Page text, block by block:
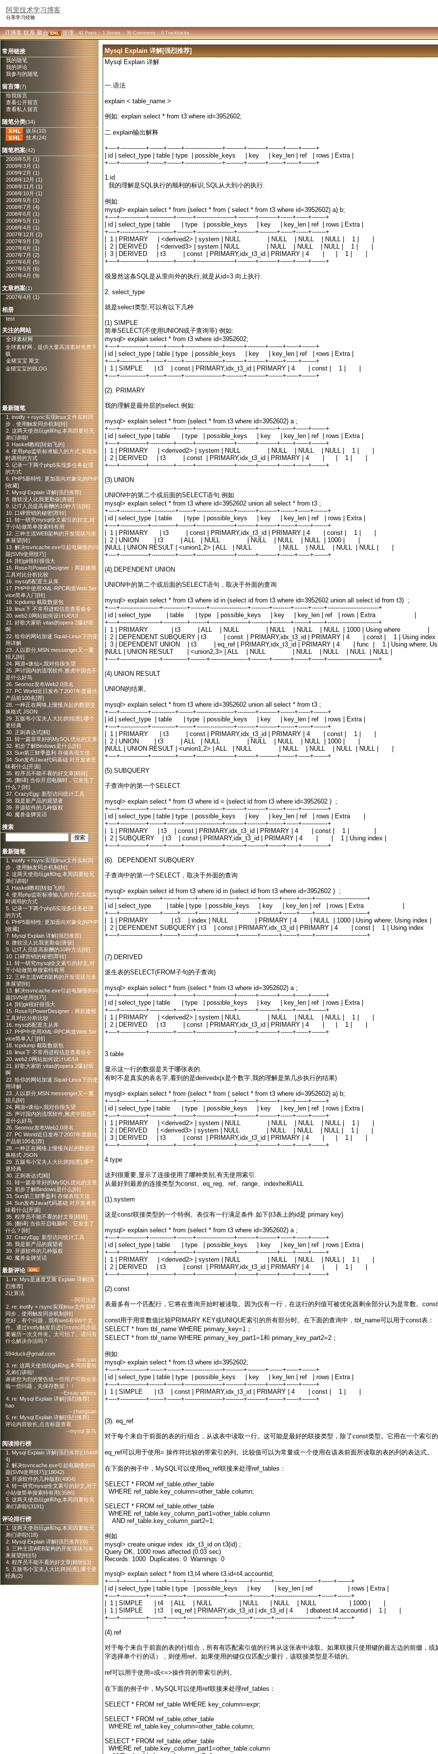
阿里技术学习博客
分享学习经验
IT博客 联系 聚合 管理 42 Posts :: 1 Stories :: 36 Comments :: 0 Trackbacks
常用链接
我的随笔
我的评论
我参与的随笔
留言簿(7)
给我留言
查看公开留言
查看私人留言
随笔分类(34)
娱乐(10)
技术(24)
随笔档案(42)
2009年5月 (1)
2009年3月 (1)
2009年2月 (1)
2008年12月 (1)
2008年11月 (1)
2008年10月 (1)
2008年9月 (1)
2008年7月 (4)
2008年6月 (1)
2008年5月 (1)
2008年4月 (1)
2007年12月 (2)
2007年9月 (3)
2007年8月 (1)
2007年7月 (2)
2007年6月 (5)
2007年5月 (6)
2007年4月 (9)
文章档案(1)
2007年4月 (1)
相册
test
关注的网站
全球素材网
全球素材网，提供大量高清素材免费下
载
金猪宝宝 斯文
金猪宝宝的BLOG
最新随笔
1. inotify + rsync实现linux文件实时同
步，使用触发同步机制[转]
2. 这两天使劲玩git和hg,本周四要给兄
弟们讲啦!
3. Haskell教程[转如飞的]
4. 使用php监听标准输入的方式,实现实
时调用的方式
5. 记录一下两个php5实现多任务处理
的方式
6. PHP5新特性: 更加面向对象化的PHP
[收藏]
7. Mysql Explain 详解[强烈推荐]
8. 微软没人比我更勤奋[唐骏]
9. 让IT人员提高薪酬的10种方法[转]
10. 口碑营销的秘密[荐转]
11. 转一研究mysql全文索引的好文,对
于小站做简单搜索特有用
12. 三种主流WEB架构的开发现状与未
来展望[转]
13. 解决tsvncache.exe引起电脑慢的问
题[SVN使用技巧]
14. [转]git很好很强大
15. Rose与PowerDesigner：两款建模
工具对比分析比较
16. mysql5配置主从库
17. PHP中使用XML-RPC构造Web Ser
vice简单入门[转]
18. tcpdump 截取数据包
19. linux下 不常用进程信息查看命令
20. web2.0网站如何设计UE/UI
21. 好歌大家听 vitas的opera 2爆好听
啊
22. 给你的网站加速 Squid-Linux下的使
用详解
23. 人以群分,MSN messenger又一重
招儿[转]
24. 网游<诛仙>,我对你很失望
25. 声讨国内的流氓软件,雅虎中国也不
是什么好鸟
26. Seomoz发布Web2.0排名
27. PC World近日发布了2007年度最佳
产品前100名[荐]
28. 一种正在网络上慢慢兴起的数据交
换格式 JSON
29. 五版韦小宝夫人大比拼[组图],哪个
更经典
30. 正则表达式[精]
31. 转一篇非常好的MySQL优化的文章
32. 初步了解Bindows是什么[转]
33. Sun第三财季盈利 存储表现欠佳
34. Sun发布Java代码基础 对开发者意
味着什么[开源]
35. 程序员不能不看的好文章[精转]
36. [翻译] 当你开启电脑时，它发生了
什么？[转]
37. CrazyEgg: 新型访问统计工具
38. 我是新产品的观望者
39. 开源软件的几种版权
40. 魔兽金牌笑话
搜索
最新随笔
1. inotify + rsync实现linux文件实时同
步，使用触发同步机制[转]
2. 这两天使劲玩git和hg,本周四要给兄
弟们讲啦!
3. Haskell教程[转如飞的]
4. 使用php监听标准输入的方式,实现实
时调用的方式
5. 记录一下两个php5实现多任务处理
的方式
6. PHP5新特性: 更加面向对象化的PHP
[收藏]
7. Mysql Explain 详解[强烈推荐]
8. 微软没人比我更勤奋[唐骏]
9. 让IT人员提高薪酬的10种方法[转]
10. 口碑营销的秘密[荐转]
11. 转一研究mysql全文索引的好文,对
于小站做简单搜索特有用
12. 三种主流WEB架构的开发现状与未
来展望[转]
13. 解决tsvncache.exe引起电脑慢的问
题[SVN使用技巧]
14. [转]git很好很强大
15. Rose与PowerDesigner：两款建模
工具对比分析比较
16. mysql5配置主从库
17. PHP中使用XML-RPC构造Web Ser
vice简单入门[转]
18. tcpdump 截取数据包
19. linux下 不常用进程信息查看命令
20. web2.0网站如何设计UE/UI
21. 好歌大家听 vitas的opera 2爆好听
啊
22. 给你的网站加速 Squid-Linux下的使
用详解
23. 人以群分,MSN messenger又一重
招儿[转]
24. 网游<诛仙>,我对你很失望
25. 声讨国内的流氓软件,雅虎中国也不
是什么好鸟
26. Seomoz发布Web2.0排名
27. PC World近日发布了2007年度最佳
产品前100名[荐]
28. 一种正在网络上慢慢兴起的数据交
换格式 JSON
29. 五版韦小宝夫人大比拼[组图],哪个
更经典
30. 正则表达式[精]
31. 转一篇非常好的MySQL优化的文章
32. 初步了解Bindows是什么[转]
33. Sun第三财季盈利 存储表现欠佳
34. Sun发布Java代码基础 对开发者意
味着什么[开源]
35. 程序员不能不看的好文章[精转]
36. [翻译] 当你开启电脑时，它发生了
什么？[转]
37. CrazyEgg: 新型访问统计工具
38. 我是新产品的观望者
39. 开源软件的几种版权
40. 魔兽金牌笑话
最新评论
1. re: Mys是速度艾斯 Explain 详解[强
烈推荐]
2让算法
--阿司法是
2. re: inotify + rsync实现linux文件实时
同步，使用触发同步机制[转]
您好，有个问题，我有web有6W个文
件。通过inotfy触发后进行rsync同步就
要遍历一次文件夹。太可怕了。请问有
什么解决办法吗？
594duck@gmail.com
--bob.yao
3. re: 这两天使劲玩git和hg,本周四要给
兄弟们讲啦!
谢谢您为您的警告或一些用户可能会面
临一些问题，先保存数据！！
--Essay writers
4. re: Mysql Explain 详解[强烈推荐]
hao
--zhangsan
5. re: Mysql Explain 详解[强烈推荐]
评论内容较长,点击标题查看
--mysql 菜鸟
阅读排行榜
1. Mysql Explain 详解[强烈推荐](15448
4)
2. 解决tsvncache.exe引起电脑慢的问
题[SVN使用技巧](18042)
3. 开源软件的几种版权(4904)
4. 转一研究mysql全文索引的好文,对于
小站做简单搜索特有用(3586)
5. 这两天使劲玩git和hg,本周四要给兄
弟们讲啦!(3191)
评论排行榜
1. 这两天使劲玩git和hg,本周四要给兄
弟们讲啦!(18)
2. Mysql Explain 详解[强烈推荐](6)
3. 三种主流WEB架构的开发现状与未
来展望[转](5)
4. 程序员不能不看的好文章[精转](3)
5. 五版韦小宝夫人大比拼[组图],哪个更
经典(2)
Mysql Explain 详解[强烈推荐]
Mysql Explain 详解
一.语法
explain < table_name >
例如: explain select * from t3 where id=3952602;
二.explain输出解释
+----+-------------+-------+-------+-------------------+---------+---------+-------+------+-------+
| id | select_type | table | type | possible_keys | key | key_len | ref | rows | Extra |
+----+-------------+-------+-------+-------------------+---------+---------+-------+------+-------+
1.id
我的理解是SQL执行的顺利的标识,SQL从大到小的执行.
例如:
mysql> explain select * from (select * from ( select * from t3 where id=3952602) a) b;
+----+-------------+------------+--------+-------------------+---------+---------+------+------+-------+
| id | select_type | table | type | possible_keys | key | key_len | ref | rows | Extra |
+----+-------------+------------+--------+-------------------+---------+---------+------+------+-------+
| 1 | PRIMARY | <derived2> | system | NULL | NULL | NULL | NULL | 1 | |
| 2 | DERIVED | <derived3> | system | NULL | NULL | NULL | NULL | 1 | |
| 3 | DERIVED | t3 | const | PRIMARY,idx_t3_id | PRIMARY | 4 | | 1 | |
+----+-------------+------------+--------+-------------------+---------+---------+------+------+-------+
很显然这条SQL是从里向外的执行,就是从id=3 向上执行.
2. select_type
就是select类型,可以有以下几种
(1) SIMPLE
简单SELECT(不使用UNION或子查询等) 例如:
mysql> explain select * from t3 where id=3952602;
+----+-------------+-------+-------+-------------------+---------+---------+-------+------+-------+
| id | select_type | table | type | possible_keys | key | key_len | ref | rows | Extra |
+----+-------------+-------+-------+-------------------+---------+---------+-------+------+-------+
| 1 | SIMPLE | t3 | const | PRIMARY,idx_t3_id | PRIMARY | 4 | const | 1 | |
+----+-------------+-------+-------+-------------------+---------+---------+-------+------+-------+
(2). PRIMARY
我的理解是最外层的select.例如:
mysql> explain select * from (select * from t3 where id=3952602) a ;
+----+-------------+------------+--------+-------------------+---------+---------+------+------+-------+
| id | select_type | table | type | possible_keys | key | key_len | ref | rows | Extra |
+----+-------------+------------+--------+-------------------+---------+---------+------+------+-------+
| 1 | PRIMARY | <derived2> | system | NULL | NULL | NULL | NULL | 1 | |
| 2 | DERIVED | t3 | const | PRIMARY,idx_t3_id | PRIMARY | 4 | | 1 | |
+----+-------------+------------+--------+-------------------+---------+---------+------+------+-------+
(3).UNION
UNION中的第二个或后面的SELECT语句.例如
mysql> explain select * from t3 where id=3952602 union all select * from t3 ;
+----+--------------+------------+-------+-------------------+---------+---------+-------+------+-------+
| id | select_type | table | type | possible_keys | key | key_len | ref | rows | Extra |
+----+--------------+------------+-------+-------------------+---------+---------+-------+------+-------+
| 1 | PRIMARY | t3 | const | PRIMARY,idx_t3_id | PRIMARY | 4 | const | 1 | |
| 2 | UNION | t3 | ALL | NULL | NULL | NULL | NULL | 1000 | |
|NULL | UNION RESULT | <union1,2> | ALL | NULL | NULL | NULL | NULL | NULL | |
+----+--------------+------------+-------+-------------------+---------+---------+-------+------+-------+
(4).DEPENDENT UNION
UNION中的第二个或后面的SELECT语句，取决于外面的查询
mysql> explain select * from t3 where id in (select id from t3 where id=3952602 union all select id from t3) ;
+----+--------------------+------------+--------+-------------------+---------+---------+-------+------+--------------------------+
| id | select_type | table | type | possible_keys | key | key_len | ref | rows | Extra |
+----+--------------------+------------+--------+-------------------+---------+---------+-------+------+--------------------------+
| 1 | PRIMARY | t3 | ALL | NULL | NULL | NULL | NULL | 1000 | Using where |
| 2 | DEPENDENT SUBQUERY | t3 | const | PRIMARY,idx_t3_id | PRIMARY | 4 | const | 1 | Using
| 3 | DEPENDENT UNION | t3 | eq_ref | PRIMARY,idx_t3_id | PRIMARY | 4 | func | 1 | Using where;
|NULL | UNION RESULT | <union2,3> | ALL | NULL | NULL | NULL | NULL | NULL |
+----+--------------------+------------+--------+-------------------+---------+---------+-------+------+--------------------------+
(4).UNION RESULT
UNION的结果。
mysql> explain select * from t3 where id=3952602 union all select * from t3 ;
+----+--------------+------------+-------+-------------------+---------+---------+-------+------+-------+
| id | select_type | table | type | possible_keys | key | key_len | ref | rows | Extra |
+----+--------------+------------+-------+-------------------+---------+---------+-------+------+-------+
| 1 | PRIMARY | t3 | const | PRIMARY,idx_t3_id | PRIMARY | 4 | const | 1 | |
| 2 | UNION | t3 | ALL | NULL | NULL | NULL | NULL | 1000 | |
|NULL | UNION RESULT | <union1,2> | ALL | NULL | NULL | NULL | NULL | NULL | |
+----+--------------+------------+-------+-------------------+---------+---------+-------+------+-------+
(5).SUBQUERY
子查询中的第一个SELECT.
mysql> explain select * from t3 where id = (select id from t3 where id=3952602 ) ;
+----+-------------+-------+-------+-------------------+---------+---------+-------+------+-------------+
| id | select_type | table | type | possible_keys | key | key_len | ref | rows | Extra |
+----+-------------+-------+-------+-------------------+---------+---------+-------+------+-------------+
| 1 | PRIMARY | t3 | const | PRIMARY,idx_t3_id | PRIMARY | 4 | const | 1 | |
| 2 | SUBQUERY | t3 | const | PRIMARY,idx_t3_id | PRIMARY | 4 | | 1 | Using index |
+----+-------------+-------+-------+-------------------+---------+---------+-------+------+-------------+
(6). DEPENDENT SUBQUERY
子查询中的第一个SELECT，取决于外面的查询
mysql> explain select id from t3 where id in (select id from t3 where id=3952602 ) ;
+----+--------------------+-------+-------+-------------------+---------+---------+-------+------+--------------------------+
| id | select_type | table | type | possible_keys | key | key_len | ref | rows | Extra |
+----+--------------------+-------+-------+-------------------+---------+---------+-------+------+--------------------------+
| 1 | PRIMARY | t3 | index | NULL | PRIMARY | 4 | NULL | 1000 | Using where; Using index |
| 2 | DEPENDENT SUBQUERY | t3 | const | PRIMARY,idx_t3_id | PRIMARY | 4 | const | 1 | Using
+----+--------------------+-------+-------+-------------------+---------+---------+-------+------+--------------------------+
(7).DERIVED
派生表的SELECT(FROM子句的子查询)
mysql> explain select * from (select * from t3 where id=3952602) a ;
+----+-------------+------------+--------+-------------------+---------+---------+------+------+-------+
| id | select_type | table | type | possible_keys | key | key_len | ref | rows | Extra |
+----+-------------+------------+--------+-------------------+---------+---------+------+------+-------+
| 1 | PRIMARY | <derived2> | system | NULL | NULL | NULL | NULL | 1 | |
| 2 | DERIVED | t3 | const | PRIMARY,idx_t3_id | PRIMARY | 4 | | 1 | |
+----+-------------+------------+--------+-------------------+---------+---------+------+------+-------+
3.table
显示这一行的数据是关于哪张表的.
有时不是真实的表名字,看到的是derivedx(x是个数字,我的理解是第几步执行的结果)
mysql> explain select * from (select * from ( select * from t3 where id=3952602) a) b;
+----+-------------+------------+--------+-------------------+---------+---------+------+------+-------+
| id | select_type | table | type | possible_keys | key | key_len | ref | rows | Extra |
+----+-------------+------------+--------+-------------------+---------+---------+------+------+-------+
| 1 | PRIMARY | <derived2> | system | NULL | NULL | NULL | NULL | 1 | |
| 2 | DERIVED | <derived3> | system | NULL | NULL | NULL | NULL | 1 | |
| 3 | DERIVED | t3 | const | PRIMARY,idx_t3_id | PRIMARY | 4 | | 1 | |
+----+-------------+------------+--------+-------------------+---------+---------+------+------+-------+
4.type
这列很重要,显示了连接使用了哪种类别,有无使用索引.
从最好到最差的连接类型为const、eq_reg、ref、range、indexhe和ALL
(1).system
这是const联接类型的一个特例。表仅有一行满足条件.如下(t3表上的id是 primary key)
mysql> explain select * from (select * from t3 where id=3952602) a ;
+----+-------------+------------+--------+-------------------+---------+---------+------+------+-------+
| id | select_type | table | type | possible_keys | key | key_len | ref | rows | Extra |
+----+-------------+------------+--------+-------------------+---------+---------+------+------+-------+
| 1 | PRIMARY | <derived2> | system | NULL | NULL | NULL | NULL | 1 | |
| 2 | DERIVED | t3 | const | PRIMARY,idx_t3_id | PRIMARY | 4 | | 1 | |
+----+-------------+------------+--------+-------------------+---------+---------+------+------+-------+
(2).const
表最多有一个匹配行，它将在查询开始时被读取。因为仅有一行，在这行的列值可被优化器剩余部分认为是常数。
const用于用常数值比较PRIMARY KEY或UNIQUE索引的所有部分时。在下面的查询中，tbl_name可以用于const表：
SELECT * from tbl_name WHERE primary_key=1；
SELECT * from tbl_name WHERE primary_key_part1=1和 primary_key_part2=2；
例如:
mysql> explain select * from t3 where id=3952602;
+----+-------------+-------+-------+-------------------+---------+---------+-------+------+-------+
| id | select_type | table | type | possible_keys | key | key_len | ref | rows | Extra |
+----+-------------+-------+-------+-------------------+---------+---------+-------+------+-------+
| 1 | SIMPLE | t3 | const | PRIMARY,idx_t3_id | PRIMARY | 4 | const | 1 | |
+----+-------------+-------+-------+-------------------+---------+---------+-------+------+-------+
(3). eq_ref
对于每个来自于前面的表的行组合，从该表中读取一行。这可能是最好的联接类型，除了const类型。它用在一个索引
eq_ref可以用于使用= 操作符比较的带索引的列。比较值可以为常量或一个使用在该表前面所读取的表的列的表达式。
在下面的例子中，MySQL可以使用eq_ref联接来处理ref_tables：
SELECT * FROM ref_table,other_table
WHERE ref_table.key_column=other_table.column;
SELECT * FROM ref_table,other_table
WHERE ref_table.key_column_part1=other_table.column
AND ref_table.key_column_part2=1;
例如
mysql> create unique index idx_t3_id on t3(id) ;
Query OK, 1000 rows affected (0.03 sec)
Records: 1000 Duplicates: 0 Warnings: 0
mysql> explain select * from t3,t4 where t3.id=t4.accountid;
+----+-------------+-------+--------+-------------------+-----------+---------+----------------------+------+-------+
| id | select_type | table | type | possible_keys | key | key_len | ref | rows | Extra |
+----+-------------+-------+--------+-------------------+-----------+---------+----------------------+------+-------+
| 1 | SIMPLE | t4 | ALL | NULL | NULL | NULL | NULL | 1000 | |
| 1 | SIMPLE | t3 | eq_ref | PRIMARY,idx_t3_id | idx_t3_id | 4 | dbatest.t4.accountid | 1 | |
+----+-------------+-------+--------+-------------------+-----------+---------+----------------------+------+-------+
(4).ref
对于每个来自于前面的表的行组合，所有有匹配索引值的行将从这张表中读取。如果联接只使用键的最左边的前缀，
字选择单个行的话），则使用ref。如果使用的键仅仅匹配少量行，该联接类型是不错的。
ref可以用于使用=或<=>操作符的带索引的列。
在下面的例子中，MySQL可以使用ref联接来处理ref_tables：
SELECT * FROM ref_table WHERE key_column=expr;
SELECT * FROM ref_table,other_table
WHERE ref_table.key_column=other_table.column;
SELECT * FROM ref_table,other_table
WHERE ref_table.key_column_part1=other_table.column